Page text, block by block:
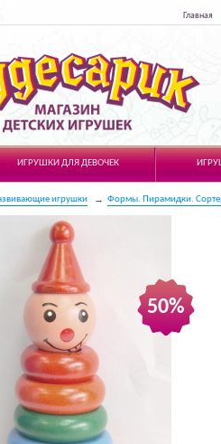
Главная
ИГРУШКИ ДЛЯ ДЕВОЧЕК
игрушки Формы. Пирамидки.
50%